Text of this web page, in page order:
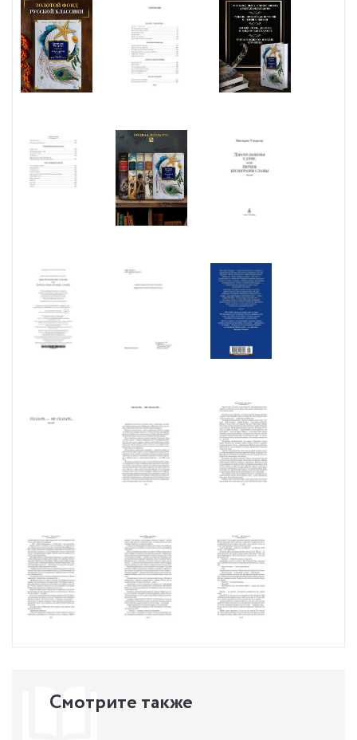
Виктории Токаревой, произведения которой утешают и
помогают принимать жизнь, как она есть, во всей ее полноте,
сложности и хрупкой прелести.... Они любят, ничего не требуя
друг от друга. Им приходится вести двойную жизнь и скрывать
свою связь. Но сейчас им не важно, что будет дальше: им кажется,
что разлучить их уже нельзя... В настоящее издание вошли
* НЕЗАКОННОЕ ПОТРЕБЛЕНИЕ НАРКОТИЧЕСКИХ СРЕДСТВ,
ПСИХОТРОПНЫХ ВЕЩЕСТВ, ИХ АНАЛОГОВ ПРИЧИНЯЕТ ВРЕД
ЗДОРОВЬЮ, ИХ НЕЗАКОННЫЙ ОБОРОТ ЗАПРЕЩЁН И ВЛЕЧЕТ
УСТАНОВЛЕННУЮ ЗАКОНОДАТЕЛЬСТВОМ ОТВЕТСТВЕННОСТЬ.
Смотрите также